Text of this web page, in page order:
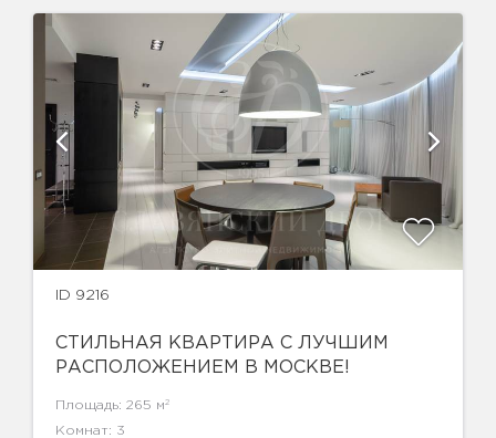
ID 9216
СТИЛЬНАЯ КВАРТИРА С ЛУЧШИМ
РАСПОЛОЖЕНИЕМ В МОСКВЕ!
Площадь: 265 м 2
Комнат: 3